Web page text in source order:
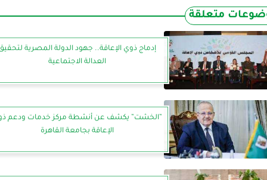
متعلقة
إدماج ذوي الإعاقة.. جهود الدولة المصرية
العدالة الاجتماعية
”الخشت” يكشف عن أنشطة مركز خدمات ودعم
الإعاقة بجامعة القاهرة